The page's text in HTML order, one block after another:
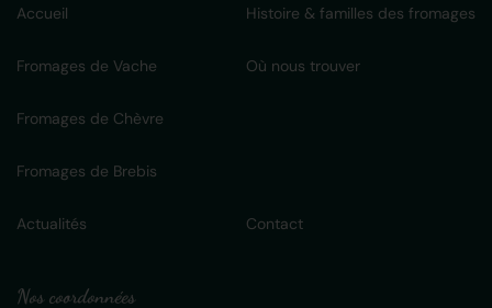
Accueil Histoire & familles des fromages
Fromages de Vache
Fromages de Chèvre
Fromages de Brebis
Où nous trouver
Actualités Contact
Nos coordonnées